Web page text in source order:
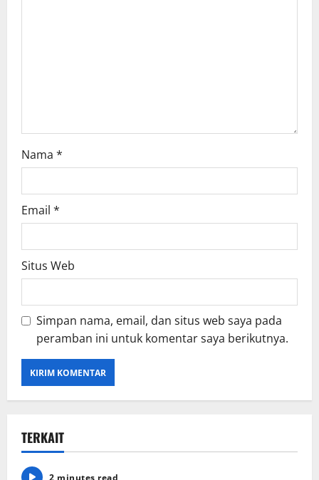
Nama *
Email *
Situs Web
Simpan nama, email, dan situs web saya pada
peramban ini untuk komentar saya berikutnya.
TERKAIT